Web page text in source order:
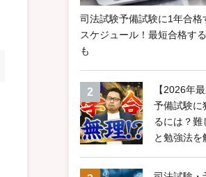
司法試験予備試験に1年合格
スケジュール！最短合格す
も
【2026年
予備試験に
るには？難
と勉強法を